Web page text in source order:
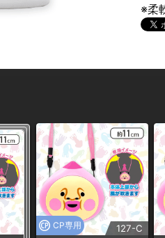
※柔
CP専用 127-C